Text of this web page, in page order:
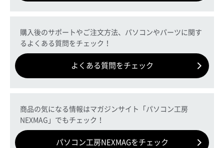
購入後のサポートやご注文方法、パソコンやパーツに関す
るよくある質問をチェック！
よくある質問をチェック
商品の気になる情報はマガジンサイト「パソコン工房
NEXMAG」でもチェック！
パソコン工房NEXMAGをチェック